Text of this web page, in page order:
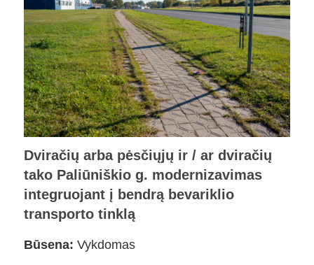
Dviračių arba pėsčiųjų ir / ar dviračių
tako Paliūniškio g. modernizavimas
integruojant į bendrą bevariklio
transporto tinklą
Būsena: Vykdomas